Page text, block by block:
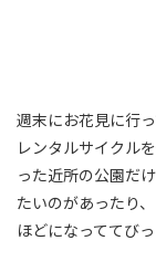
週末にお花見に行
レンタルサイクル
った近所の公園だ
たいのがあったり
ほどになっててびっ